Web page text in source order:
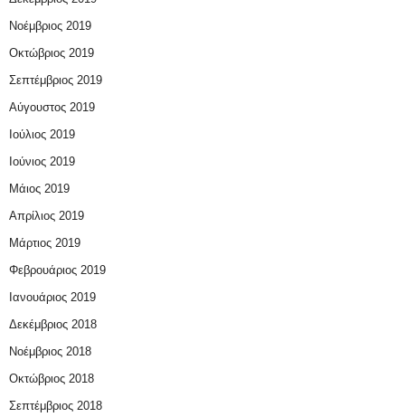
Νοέμβριος 2019
Οκτώβριος 2019
Σεπτέμβριος 2019
Αύγουστος 2019
Ιούλιος 2019
Ιούνιος 2019
Μάιος 2019
Απρίλιος 2019
Μάρτιος 2019
Φεβρουάριος 2019
Ιανουάριος 2019
Δεκέμβριος 2018
Νοέμβριος 2018
Οκτώβριος 2018
Σεπτέμβριος 2018